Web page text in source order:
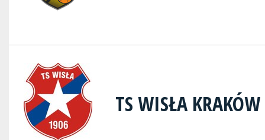
TS WISŁA KRAKÓW